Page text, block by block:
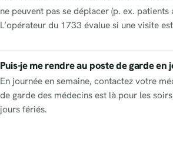
ne peuvent pas se déplacer (p. ex.
L’opérateur du 1733 évalue si une visite
Puis-je me rendre au poste de garde en
En journée en semaine, contactez votre
de garde des médecins est là pour les
jours fériés.